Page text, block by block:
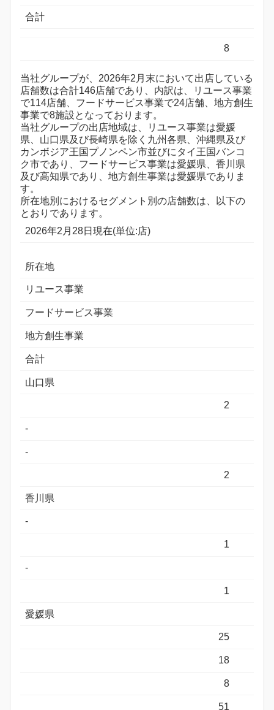
合計
8
当社グループが、2026年2月末において出店している
店舗数は合計146店舗であり、内訳は、リユース事業
で114店舗、フードサービス事業で24店舗、地方創生
事業で8施設となっております。
当社グループの出店地域は、リユース事業は愛媛
県、山口県及び長崎県を除く九州各県、沖縄県及び
カンボジア王国プノンペン市並びにタイ王国バンコ
ク市であり、フードサービス事業は愛媛県、香川県
及び高知県であり、地方創生事業は愛媛県でありま
す。
所在地別におけるセグメント別の店舗数は、以下の
とおりであります。
2026年2月28日現在(単位:店)
所在地
リユース事業
フードサービス事業
地方創生事業
合計
山口県
2
-
-
2
香川県
-
1
-
1
愛媛県
25
18
8
51